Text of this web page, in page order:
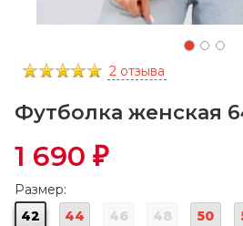
2 отзыва
Футболка женская
1 690 ₽
Размер:
42
44 46 48 50